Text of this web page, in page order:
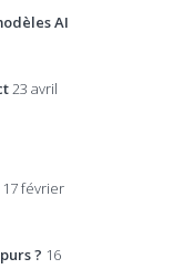
AI
23 avril
17 février
? 16